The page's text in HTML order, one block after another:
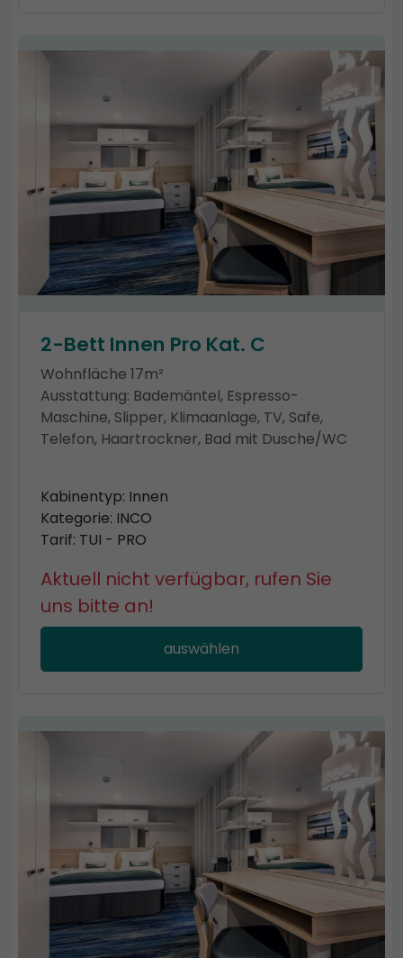
2-Bett Innen Pro Kat. C
Wohnfläche 17m²
Ausstattung: Bademäntel, Espresso-
Maschine, Slipper, Klimaanlage, TV, Safe,
Telefon, Haartrockner, Bad mit Dusche/WC
Kabinentyp: Innen
Kategorie: INCO
Tarif: TUI - PRO
Aktuell nicht verfügbar, rufen Sie
uns bitte an!
auswählen